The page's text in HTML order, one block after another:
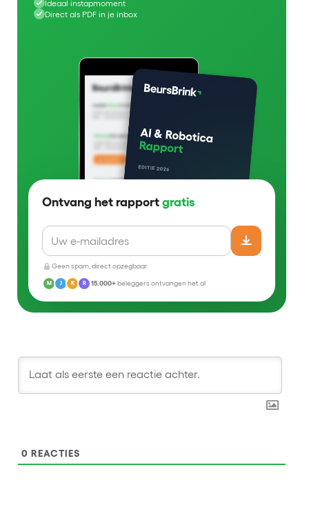
Ideaal instapmoment
Direct als PDF in je inbox
Ontvang het rapport gratis
Geen spam, direct opzegbaar.
M J K R 15.000+ beleggers ontvangen het al
0 REACTIES